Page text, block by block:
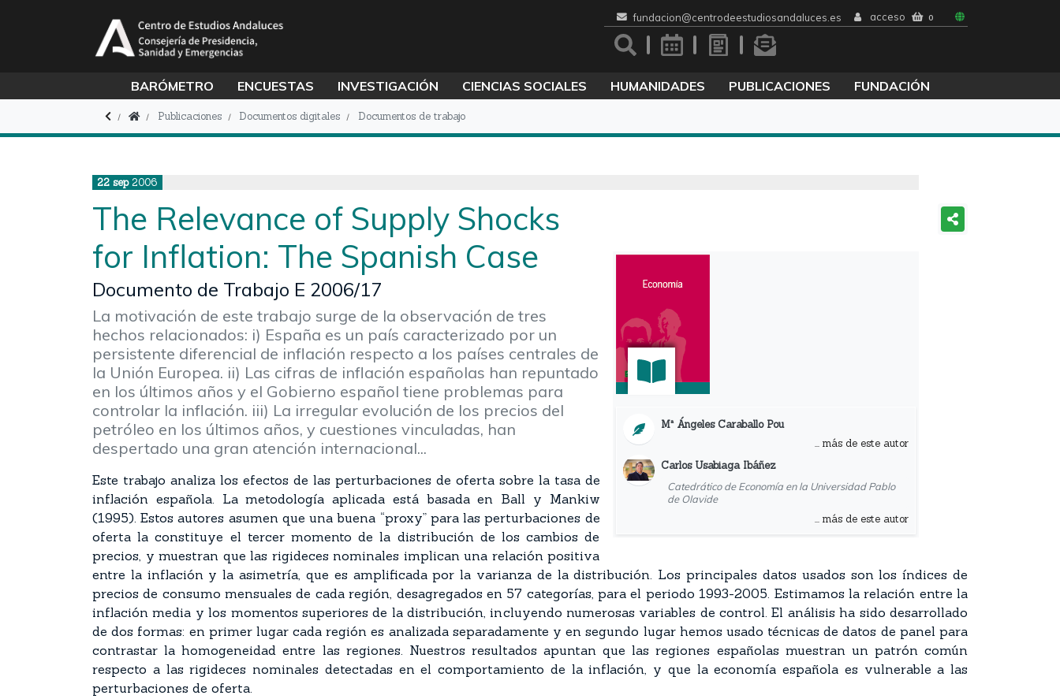
fundacion@centrodeestudiosandaluces.es acceso 0
BARÓMETRO ENCUESTAS INVESTIGACIÓN CIENCIAS SOCIALES HUMANIDADES PUBLICACIONES FUNDACIÓN
Publicaciones Documentos digitales Documentos de trabajo
22 sep 2006
Mª Ángeles Caraballo Pou
... más de este autor
Carlos Usabiaga Ibáñez
Catedrático de Economía en la Universidad Pablo
de Olavide
... más de este autor
The Relevance of Supply Shocks
for Inflation: The Spanish Case
Documento de Trabajo E 2006/17
La motivación de este trabajo surge de la observación de tres
hechos relacionados: i) España es un país caracterizado por un
persistente diferencial de inflación respecto a los países centrales de
la Unión Europea. ii) Las cifras de inflación españolas han repuntado
en los últimos años y el Gobierno español tiene problemas para
controlar la inflación. iii) La irregular evolución de los precios del
petróleo en los últimos años, y cuestiones vinculadas, han
despertado una gran atención internacional...
Este trabajo analiza los efectos de las perturbaciones de oferta sobre la tasa de
inflación española. La metodología aplicada está basada en Ball y Mankiw
(1995). Estos autores asumen que una buena “proxy” para las perturbaciones de
oferta la constituye el tercer momento de la distribución de los cambios de
precios, y muestran que las rigideces nominales implican una relación positiva
entre la inflación y la asimetría, que es amplificada por la varianza de la distribución. Los principales datos usados son los índices de
precios de consumo mensuales de cada región, desagregados en 57 categorías, para el periodo 1993-2005. Estimamos la relación entre la
inflación media y los momentos superiores de la distribución, incluyendo numerosas variables de control. El análisis ha sido desarrollado
de dos formas: en primer lugar cada región es analizada separadamente y en segundo lugar hemos usado técnicas de datos de panel para
contrastar la homogeneidad entre las regiones. Nuestros resultados apuntan que las regiones españolas muestran un patrón común
respecto a las rigideces nominales detectadas en el comportamiento de la inflación, y que la economía española es vulnerable a las
perturbaciones de oferta.